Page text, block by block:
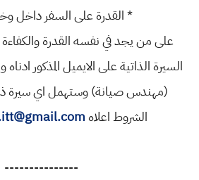
* القدرة على السفر داخل
على من يجد في نفسه القدرة والكفاءة
السيرة الذاتية على الايميل المذكور
(مهندس صيانة) وستهمل اي سيرة
الشروط اعلاه
---------------